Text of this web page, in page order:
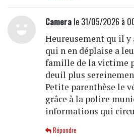
Camerale 31/05/2026 à
Heureusement qu il y
qui n en déplaise a
famille de la victime
deuil plus
Petite parenthèse le
grâce à la police
informations qui
Répondre